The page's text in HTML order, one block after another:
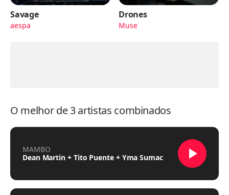
Savage
aespa
Drones
Muse
O melhor de 3 artistas combinados
MAMBO
Dean Martin + Tito Puente + Yma Sumac